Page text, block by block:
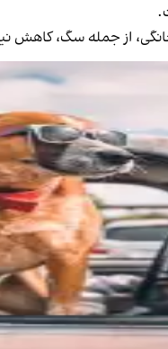
از جمله سگ، کاهش